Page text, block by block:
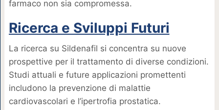
farmaco non sia compromessa.
Ricerca e Sviluppi Futuri
La ricerca su Sildenafil si concentra su nuove
prospettive per il trattamento di diverse condizioni.
Studi attuali e future applicazioni promettenti
includono la prevenzione di malattie
cardiovascolari e l’ipertrofia prostatica.